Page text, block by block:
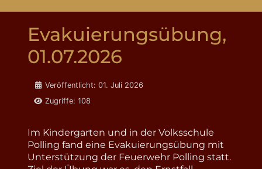
Evakuierungsübung,
01.07.2026
DetailsVeröffentlicht: 01. Juli 2026
Zugriffe: 108
Im Kindergarten und in der Volksschule
Polling fand eine Evakuierungsübung mit
Unterstützung der Feuerwehr Polling statt.